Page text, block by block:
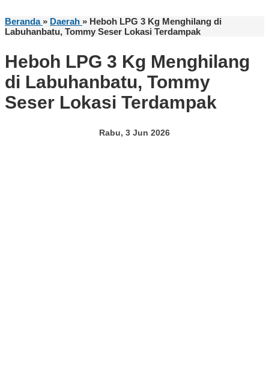
Beranda » Daerah » Heboh LPG 3 Kg Menghilang di
Labuhanbatu, Tommy Seser Lokasi Terdampak
Heboh LPG 3 Kg Menghilang
di Labuhanbatu, Tommy
Seser Lokasi Terdampak
Rabu, 3 Jun 2026